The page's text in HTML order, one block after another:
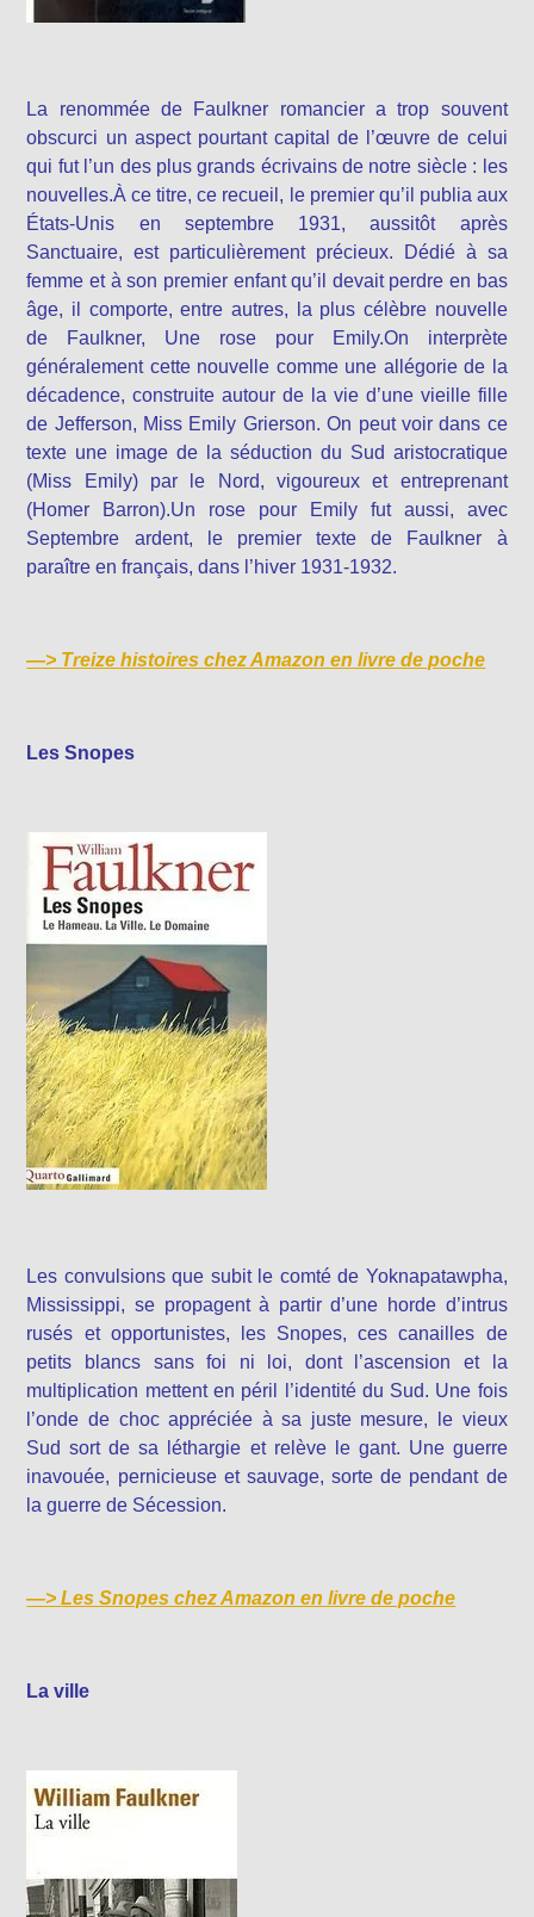
La renommée de Faulkner romancier a trop souvent
obscurci un aspect pourtant capital de l’œuvre de celui
qui fut l’un des plus grands écrivains de notre siècle : les
nouvelles.À ce titre, ce recueil, le premier qu’il publia aux
États-Unis en septembre 1931, aussitôt après
Sanctuaire, est particulièrement précieux. Dédié à sa
femme et à son premier enfant qu’il devait perdre en bas
âge, il comporte, entre autres, la plus célèbre nouvelle
de Faulkner, Une rose pour Emily.On interprète
généralement cette nouvelle comme une allégorie de la
décadence, construite autour de la vie d’une vieille fille
de Jefferson, Miss Emily Grierson. On peut voir dans ce
texte une image de la séduction du Sud aristocratique
(Miss Emily) par le Nord, vigoureux et entreprenant
(Homer Barron).Un rose pour Emily fut aussi, avec
Septembre ardent, le premier texte de Faulkner à
paraître en français, dans l’hiver 1931-1932.
—> Treize histoires chez Amazon en livre de poche
Les Snopes
Les convulsions que subit le comté de Yoknapatawpha,
Mississippi, se propagent à partir d’une horde d’intrus
rusés et opportunistes, les Snopes, ces canailles de
petits blancs sans foi ni loi, dont l’ascension et la
multiplication mettent en péril l’identité du Sud. Une fois
l’onde de choc appréciée à sa juste mesure, le vieux
Sud sort de sa léthargie et relève le gant. Une guerre
inavouée, pernicieuse et sauvage, sorte de pendant de
la guerre de Sécession.
—>Les Snopes chez Amazon en livre de poche
La ville